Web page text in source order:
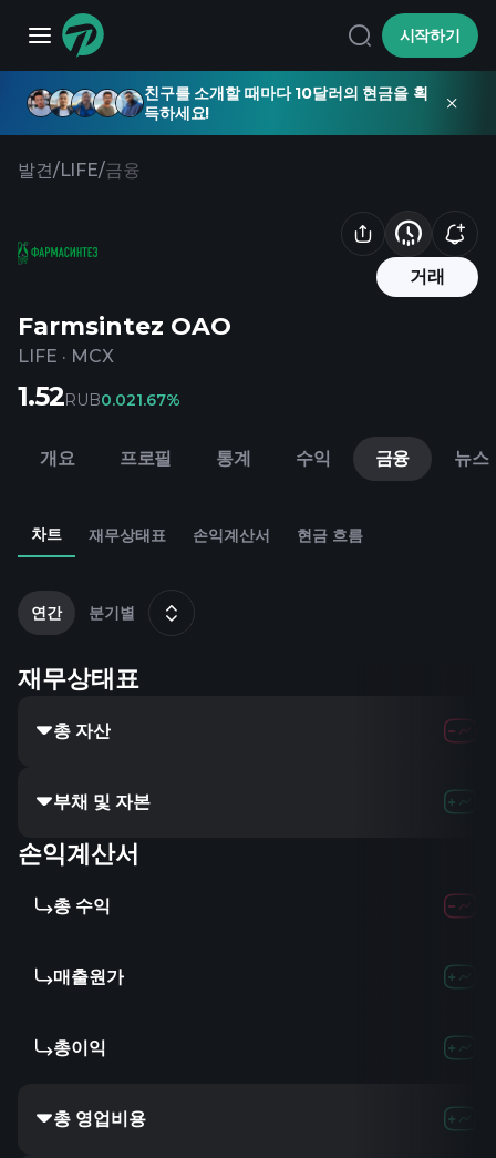
시작하기
친구를 소개할 때마다 10달러의 현금을 획
득하세요!
발견/LIFE/금융
거래
Farmsintez OAO
LIFE · MCX
1.52RUB0.021.67%
개요 프로필 통계 수익 금융 뉴스
차트 재무상태표 손익계산서 현금 흐름
연간 분기별
재무상태표
총 자산
부채 및 자본
손익계산서
총 수익
매출원가
총이익
총 영업비용